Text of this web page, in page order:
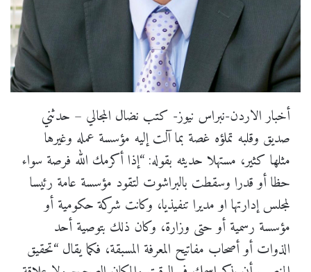
أخبار الاردن-نبراس نيوز- كتب نضال المجالي – حدثني
صديق وقلبه تملؤه غصة بما آلت إليه مؤسسة عمله وغيرها
مثلها كثير، مستهلا حديثه بقوله: “إذا أكرمك الله فرصة سواء
حظا أو قدرا وسقطت بالبراشوت لتقود مؤسسة عامة رئيسا
لمجلس إدارتها او مديرا تنفيذيا، وكانت شركة حكومية أو
مؤسسة رسمية أو حتى وزارة، وكان ذلك بتوصية أحد
الذوات أو أصحاب مفاتيح المعرفة المسبقة، فكما يقال “تحقيق